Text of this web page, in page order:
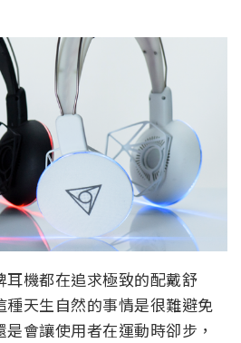
耳機都在追求極致的配戴舒
天生自然的事情是很難避免
會讓使用者在運動時卻步，